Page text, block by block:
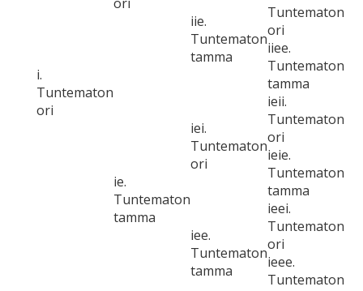
i.
Tuntematon
ori
iie.
Tuntematon
tamma
Tuntematon
ori
iiee.
Tuntematon
tamma
ie.
Tuntematon
tamma
iei.
Tuntematon
ori
ieii.
Tuntematon
ori
ieie.
Tuntematon
tamma
iee.
Tuntematon
tamma
ieei.
Tuntematon
ori
ieee.
Tuntematon